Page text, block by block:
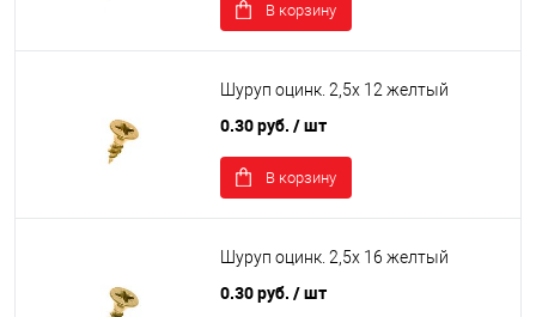
В корзину
Шуруп оцинк. 2,5х 12 желтый
0.30 руб. / шт
В корзину
Шуруп оцинк. 2,5х 16 желтый
0.30 руб. / шт